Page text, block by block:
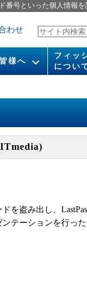
番号といった個人情報を
わせ
様へ
について
フィッ
につい
入会案内
を盗み出し、
テーションを行った